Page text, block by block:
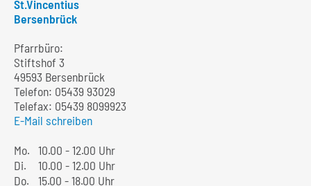
St.Vincentius
Bersenbrück
Pfarrbüro:
Stiftshof 3
49593 Bersenbrück
Telefon: 05439 93029
Telefax: 05439 8099923
E-Mail schreiben
Mo. 10.00 - 12.00 Uhr
Di.
10.00 - 12.00 Uhr
Do.
15.00 - 18.00 Uhr